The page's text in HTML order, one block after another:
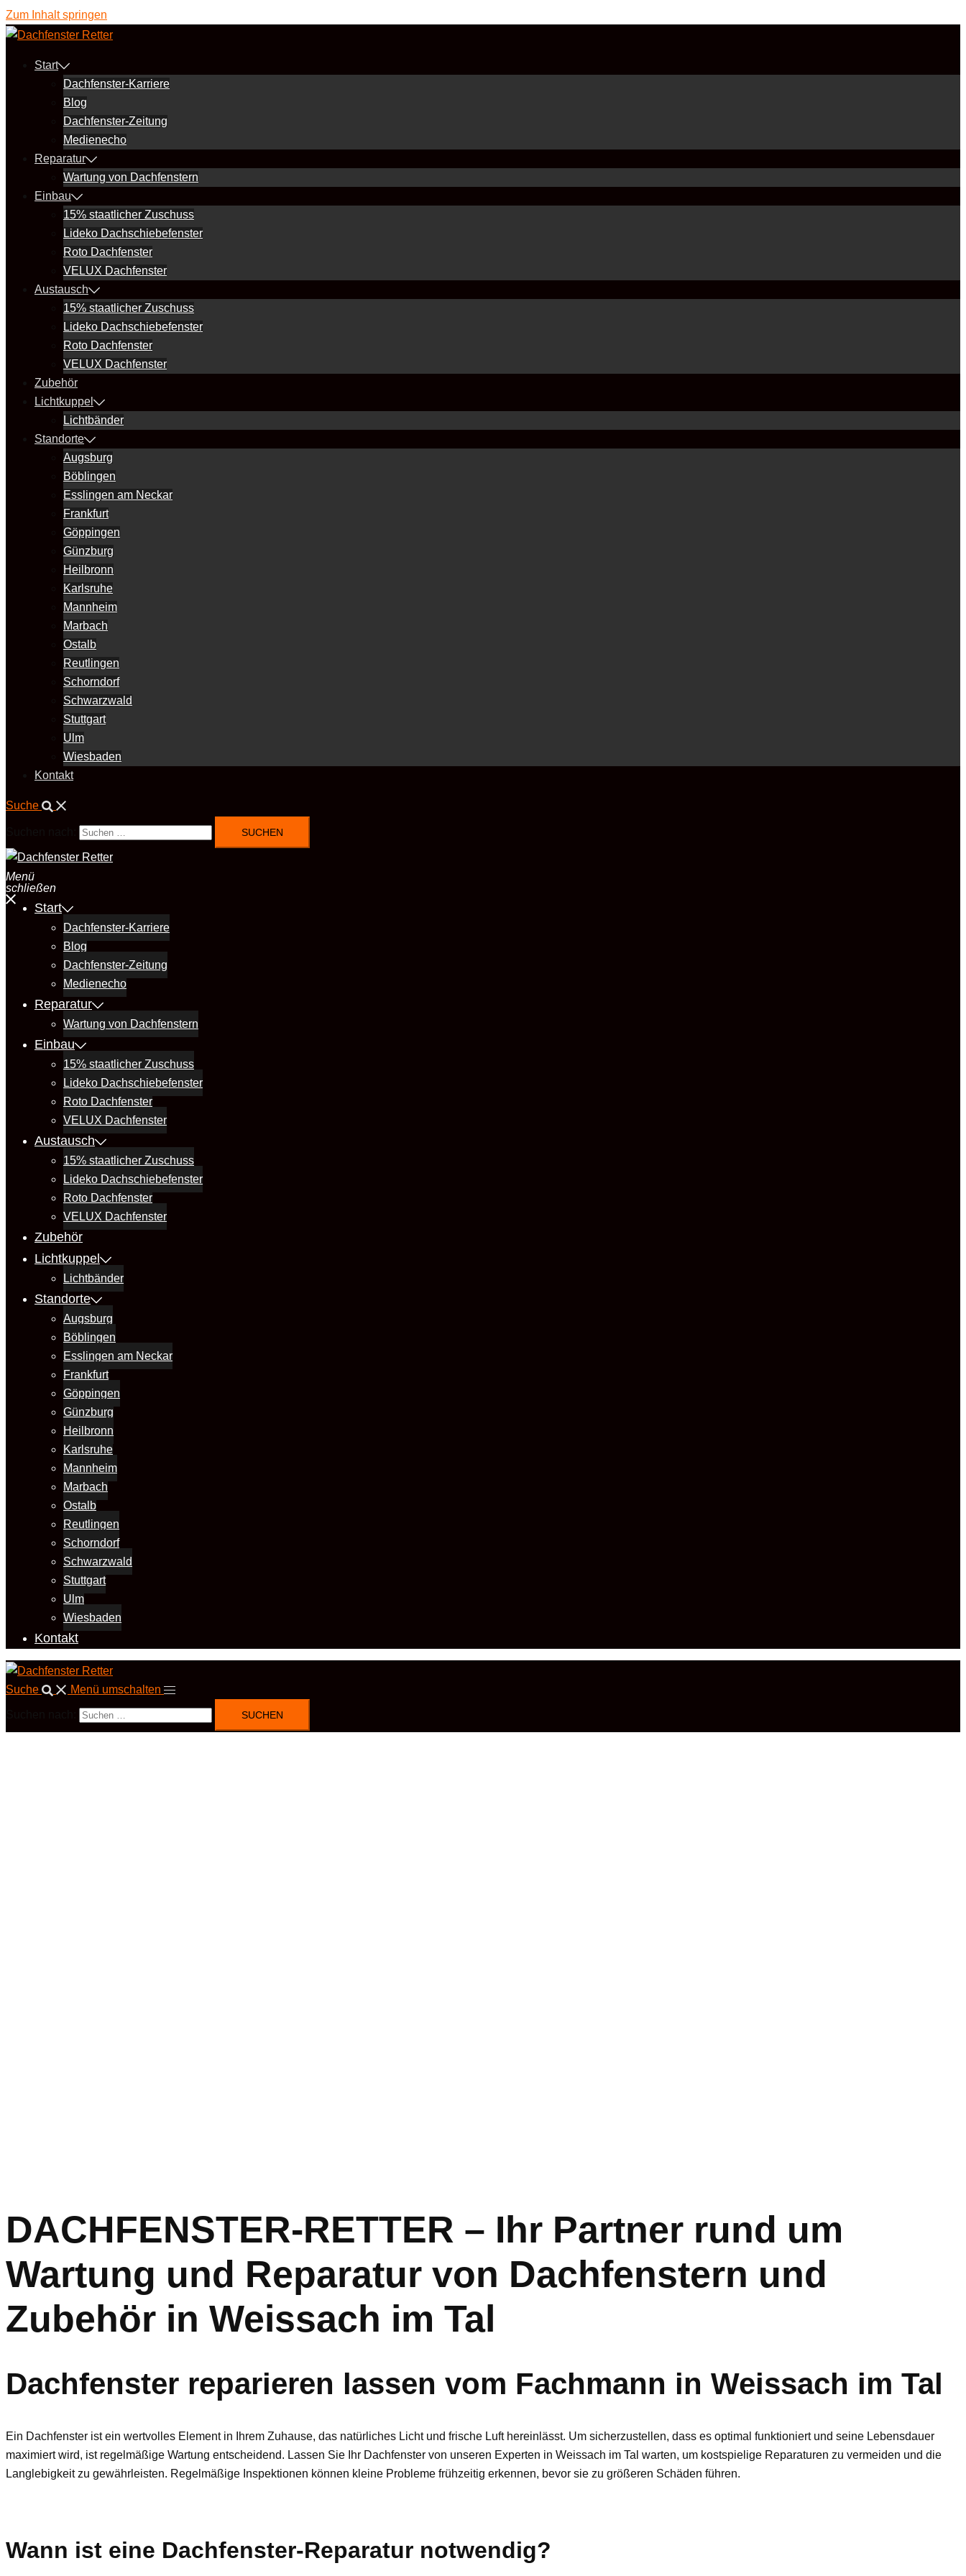
Zum Inhalt springen
Start
Dachfenster-Karriere
Blog
Dachfenster-Zeitung
Medienecho
Reparatur
Wartung von Dachfenstern
Einbau
15% staatlicher Zuschuss
Lideko Dachschiebefenster
Roto Dachfenster
VELUX Dachfenster
Austausch
15% staatlicher Zuschuss
Lideko Dachschiebefenster
Roto Dachfenster
VELUX Dachfenster
Zubehör
Lichtkuppel
Lichtbänder
Standorte
Augsburg
Böblingen
Esslingen am Neckar
Frankfurt
Göppingen
Günzburg
Heilbronn
Karlsruhe
Mannheim
Marbach
Ostalb
Reutlingen
Schorndorf
Schwarzwald
Stuttgart
Ulm
Wiesbaden
Kontakt
Suche
Menü
schließen
Start
Dachfenster-Karriere
Blog
Dachfenster-Zeitung
Medienecho
Reparatur
Wartung von Dachfenstern
Einbau
15% staatlicher Zuschuss
Lideko Dachschiebefenster
Roto Dachfenster
VELUX Dachfenster
Austausch
15% staatlicher Zuschuss
Lideko Dachschiebefenster
Roto Dachfenster
VELUX Dachfenster
Zubehör
Lichtkuppel
Lichtbänder
Standorte
Augsburg
Böblingen
Esslingen am Neckar
Frankfurt
Göppingen
Günzburg
Heilbronn
Karlsruhe
Mannheim
Marbach
Ostalb
Reutlingen
Schorndorf
Schwarzwald
Stuttgart
Ulm
Wiesbaden
Kontakt
Suche Menü umschalten
DACHFENSTER-RETTER – Ihr Partner rund um
Wartung und Reparatur von Dachfenstern und
Zubehör in Weissach im Tal
Dachfenster reparieren lassen vom Fachmann in Weissach im Tal
Ein Dachfenster ist ein wertvolles Element in Ihrem Zuhause, das natürliches Licht und frische Luft hereinlässt. Um sicherzustellen, dass es optimal funktioniert und seine Lebensdauer
maximiert wird, ist regelmäßige Wartung entscheidend. Lassen Sie Ihr Dachfenster von unseren Experten in Weissach im Tal warten, um kostspielige Reparaturen zu vermeiden und die
Langlebigkeit zu gewährleisten. Regelmäßige Inspektionen können kleine Probleme frühzeitig erkennen, bevor sie zu größeren Schäden führen.
Wann ist eine Dachfenster-Reparatur notwendig?